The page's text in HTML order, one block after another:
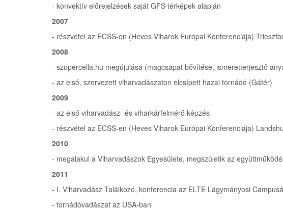
- konvektív előrejelzések saját GFS térképek alapján
2007
- részvétel az ECSS-en (Heves Viharok Európai Konferenciája)
2008
- szupercella.hu megújulása (magcsapat bővítése, ismeretterjesztő
- az első, szervezett viharvadászaton elcsípett hazai tornádó (Gátér)
2009
- az első viharvadász- és viharkárfelmérő képzés
- részvétel az ECSS-en (Heves Viharok Európai Konferenciája)
2010
- megalakul a Viharvadászok Egyesülete, megszületik az
2011
- I. Viharvadász Találkozó, konferencia az ELTE Lágymányosi
- tornádóvadászat az USA-ban